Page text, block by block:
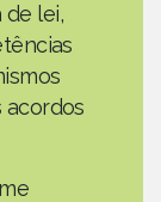
de lei,
acordos